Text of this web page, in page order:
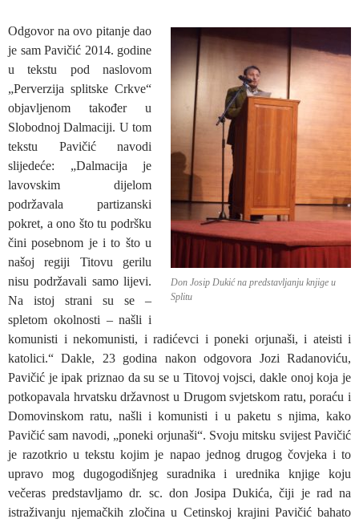
Don Josip Dukić na predstavljanju knjige u
Splitu
Odgovor na ovo pitanje dao
je sam Pavičić 2014. godine
u tekstu pod naslovom
„Perverzija splitske Crkve“
objavljenom također u
Slobodnoj Dalmaciji. U tom
tekstu Pavičić navodi
slijedeće: „Dalmacija je
lavovskim dijelom
podržavala partizanski
pokret, a ono što tu podršku
čini posebnom je i to što u
našoj regiji Titovu gerilu
nisu podržavali samo lijevi.
Na istoj strani su se –
spletom okolnosti – našli i
komunisti i nekomunisti, i radićevci i poneki orjunaši, i ateisti i
katolici.“ Dakle, 23 godina nakon odgovora Jozi Radanoviću,
Pavičić je ipak priznao da su se u Titovoj vojsci, dakle onoj koja je
potkopavala hrvatsku državnost u Drugom svjetskom ratu, poraću i
Domovinskom ratu, našli i komunisti i u paketu s njima, kako
Pavičić sam navodi, „poneki orjunaši“. Svoju mitsku svijest Pavičić
je razotkrio u tekstu kojim je napao jednog drugog čovjeka i to
upravo mog dugogodišnjeg suradnika i urednika knjige koju
večeras predstavljamo dr. sc. don Josipa Dukića, čiji je rad na
istraživanju njemačkih zločina u Cetinskoj krajini Pavičić bahato